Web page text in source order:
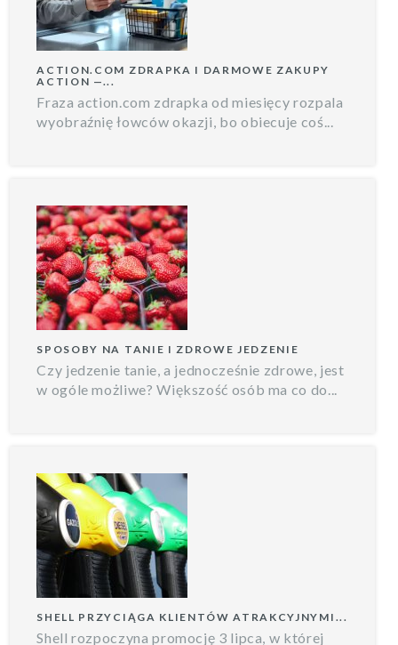
ACTION.COM ZDRAPKA I DARMOWE ZAKUPY
ACTION —...
Fraza action.com zdrapka od miesięcy rozpala
wyobraźnię łowców okazji, bo obiecuje coś...
SPOSOBY NA TANIE I ZDROWE JEDZENIE
Czy jedzenie tanie, a jednocześnie zdrowe, jest
w ogóle możliwe? Większość osób ma co do...
SHELL PRZYCIĄGA KLIENTÓW ATRAKCYJNYMI...
Shell rozpoczyna promocję 3 lipca, w której